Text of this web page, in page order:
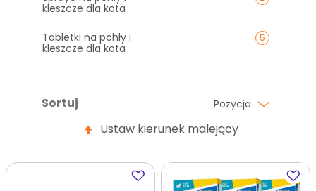
Sortuj Pozycja
Ustaw kierunek malejący
Dodaj
do
Dodaj
do
kleszcze dla kota
Tabletki na pchły i
kleszcze dla kota
5